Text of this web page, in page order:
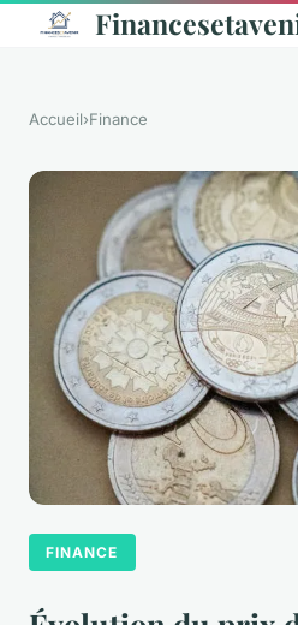
Accueil›Finance
FINANCE